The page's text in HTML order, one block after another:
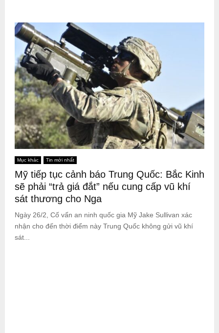
Mục khác Tin mới nhất
Mỹ tiếp tục cảnh báo Trung Quốc: Bắc Kinh
sẽ phải “trả giá đắt” nếu cung cấp vũ khí
sát thương cho Nga
Ngày 26/2, Cố vấn an ninh quốc gia Mỹ Jake Sullivan xác
nhận cho đến thời điểm này Trung Quốc không gửi vũ khí
sát...